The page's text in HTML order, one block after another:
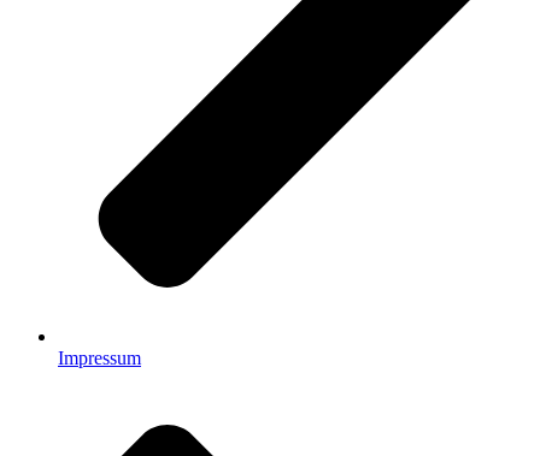
Impressum